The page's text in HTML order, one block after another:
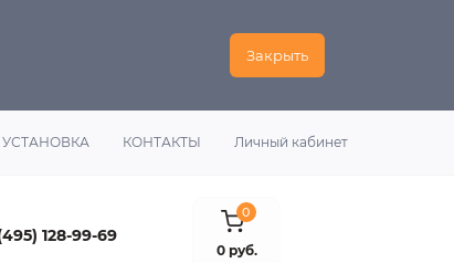
Закрыть
УСТАНОВКА КОНТАКТЫ Личный кабинет
128-99-69
0
0 руб.